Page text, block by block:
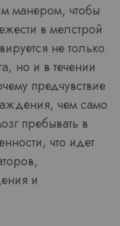
манером, чтобы
в мелстрой
не только
но и в течении
предчувствие
чем само
пребывать в
что идет
и